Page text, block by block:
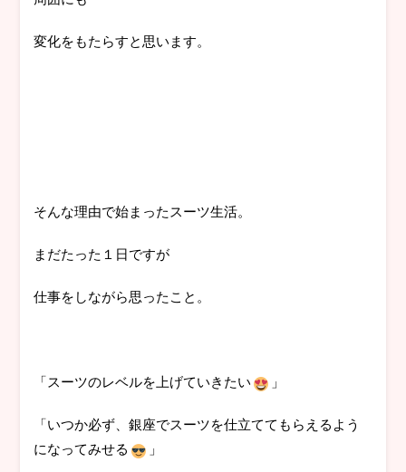
変化をもたらすと思います。
そんな理由で始まったスーツ生活。
まだたった１日ですが
仕事をしながら思ったこと。
「スーツのレベルを上げていきたい 」
「いつか必ず、銀座でスーツを仕立ててもらえるよう
になってみせる
」